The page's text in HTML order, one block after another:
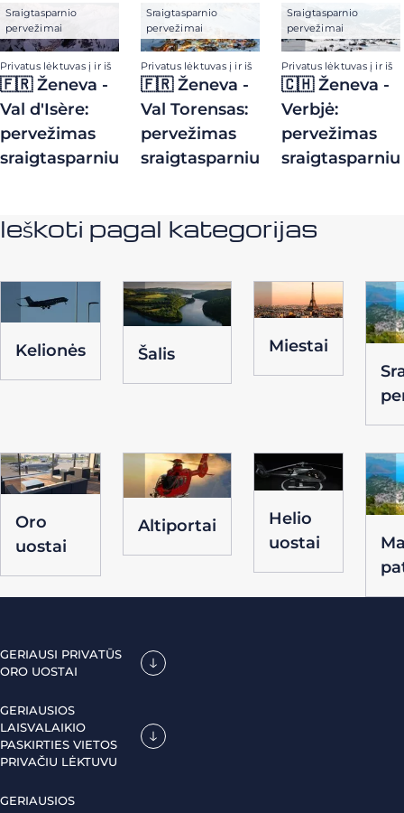
Sraigtasparnio
pervežimai
Privatus lėktuvas į ir iš
🇫🇷 Ženeva -
Val d'Isère:
pervežimas
sraigtasparniu
Sraigtasparnio
pervežimai
Privatus lėktuvas į ir iš
🇫🇷 Ženeva -
Val Torensas:
pervežimas
sraigtasparniu
Sraigtasparnio
pervežimai
Privatus lėktuvas į ir iš
🇨🇭 Ženeva -
Verbjė:
pervežimas
sraigtasparniu
Ieškoti pagal kategorijas
Kelionės Šalis
Miestai
Oro
uostai
Altiportai
Helio
uostai
GERIAUSI PRIVATŪS
ORO UOSTAI
GERIAUSIOS
LAISVALAIKIO
PASKIRTIES VIETOS
PRIVAČIU LĖKTUVU
GERIAUSIOS